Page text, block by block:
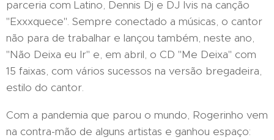
parceria com Latino, Dennis Dj e DJ Ivis na canção
"Exxxquece". Sempre conectado a músicas, o cantor
não para de trabalhar e lançou também, neste ano,
"Não Deixa eu Ir" e, em abril, o CD "Me Deixa" com
15 faixas, com vários sucessos na versão bregadeira,
estilo do cantor.
Com a pandemia que parou o mundo, Rogerinho vem
na contra-mão de alguns artistas e ganhou espaço: